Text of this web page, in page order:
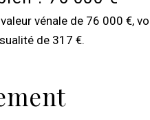
valeur vénale de 76 000 €,
de 317 €.